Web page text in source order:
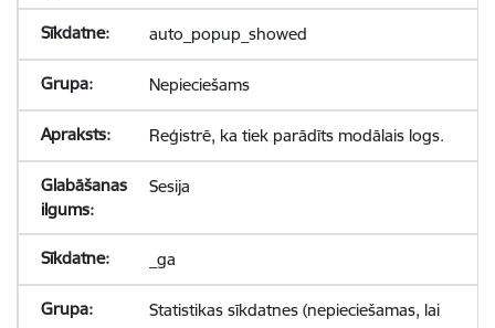
auto_popup_showed
Nepieciešams
Reģistrē, ka tiek parādīts modālais logs.
Sesija
_ga
Statistikas sīkdatnes (nepieciešamas, lai